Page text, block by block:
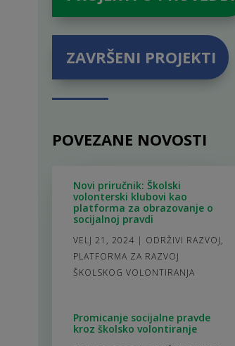
ZAVRŠENI PROJEKTI
POVEZANE NOVOSTI
Novi priručnik: Školski
volonterski klubovi kao
platforma za obrazovanje o
socijalnoj pravdi
VELJ 21, 2024 | ODRŽIVI RAZVOJ,
PLATFORMA ZA RAZVOJ
ŠKOLSKOG VOLONTIRANJA
Promicanje socijalne pravde
kroz školsko volontiranje